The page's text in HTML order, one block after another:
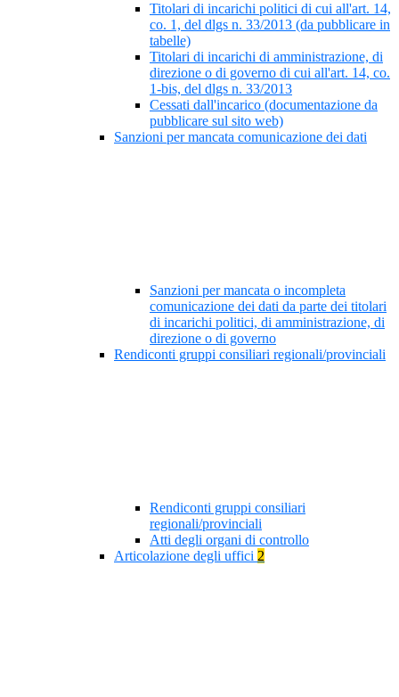
Titolari di incarichi politici di cui all'art. 14,
co. 1, del dlgs n. 33/2013 (da pubblicare in
tabelle)
Titolari di incarichi di amministrazione, di
direzione o di governo di cui all'art. 14, co.
1-bis, del dlgs n. 33/2013
Cessati dall'incarico (documentazione da
pubblicare sul sito web)
Sanzioni per mancata comunicazione dei dati
Sanzioni per mancata o incompleta
comunicazione dei dati da parte dei titolari
di incarichi politici, di amministrazione, di
direzione o di governo
Rendiconti gruppi consiliari regionali/provinciali
Rendiconti gruppi consiliari
regionali/provinciali
Atti degli organi di controllo
Articolazione degli uffici 2